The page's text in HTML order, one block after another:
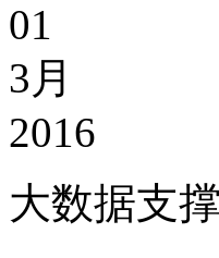
01
3月
2016
大数据支